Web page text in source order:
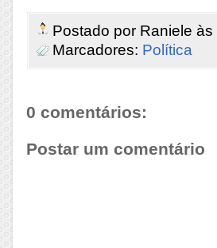
Postado por Raniele às
Marcadores: Política
0 comentários:
Postar um comentário